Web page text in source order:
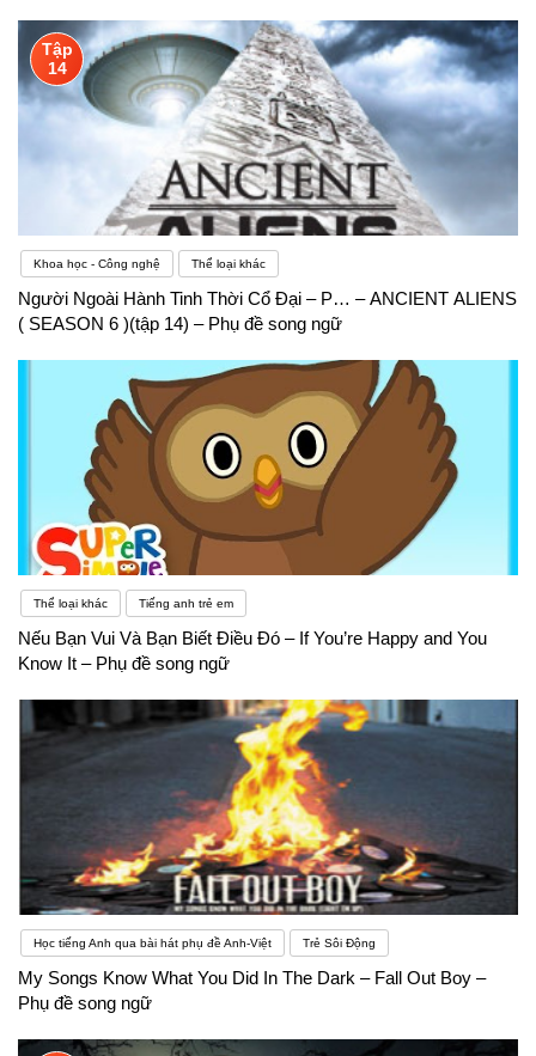
Tập
14
Khoa học - Công nghệ Thể loại khác
Người Ngoài Hành Tinh Thời Cổ Đại – P… – ANCIENT ALIENS
( SEASON 6 )(tập 14) – Phụ đề song ngữ
Thể loại khác Tiếng anh trẻ em
Nếu Bạn Vui Và Bạn Biết Điều Đó – If You’re Happy and You
Know It – Phụ đề song ngữ
Học tiếng Anh qua bài hát phụ đề Anh-Việt Trẻ Sôi Động
My Songs Know What You Did In The Dark – Fall Out Boy –
Phụ đề song ngữ